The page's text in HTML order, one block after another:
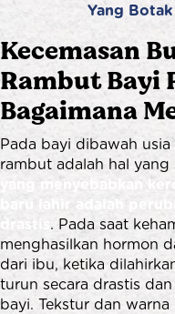
Yang
Kecemasan
Rambut Bayi
Bagaimana
Pada bayi dibawah
rambut adalah hal
yang menyebabkan
baru lahir adalah
drastis . Pada saat
menghasilkan hormon
dari ibu, ketika
turun secara drastis
bayi. Tekstur dan